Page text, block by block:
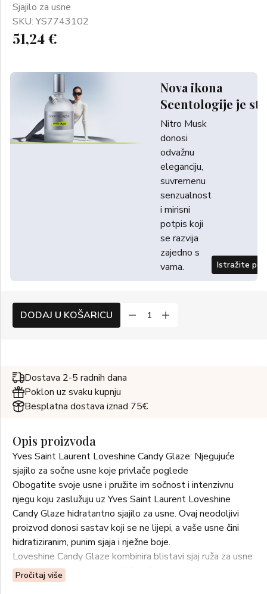
Sjajilo za usne
SKU: YS7743102
51,24 €
Nova ikona
Scentologije je
Nitro Musk
donosi
odvažnu
eleganciju,
suvremenu
senzualnost
i mirisni
potpis koji
se razvija
zajedno s
vama.
Istražite
DODAJ U KOŠARICU
Dostava 2-5 radnih dana
Poklon uz svaku kupnju
Besplatna dostava iznad 75€
Opis proizvoda
Yves Saint Laurent Loveshine Candy Glaze: Njegujuće
sjajilo za sočne usne koje privlače poglede
Obogatite svoje usne i pružite im sočnost i intenzivnu
njegu koju zaslužuju uz Yves Saint Laurent Loveshine
Candy Glaze hidratantno sjajilo za usne. Ovaj neodoljivi
proizvod donosi sastav koji se ne lijepi, a vaše usne čini
hidratiziranim, punim sjaja i nježne boje.
Loveshine Candy Glaze kombinira blistavi sjaj ruža za usne
i hidrataciju balzama, pružajući vašim usnama luksuznu
njegu i savršen izgled. Pripremite se da zablistate i
Pročitaj više